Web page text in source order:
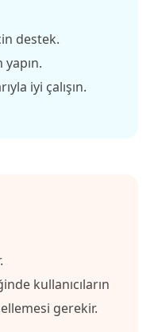
destek.
iyi çalışın.
kullanıcıların
gerekir.